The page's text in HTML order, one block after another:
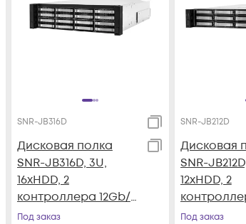
SNR-JB316D
Дисковая полка
SNR-JB316D, 3U,
16xHDD, 2
контроллера 12Gb/s,
резервируемый БП
Под заказ
SNR-JB212D
Дисковая
SNR-
12xHDD, 2
Под заказ